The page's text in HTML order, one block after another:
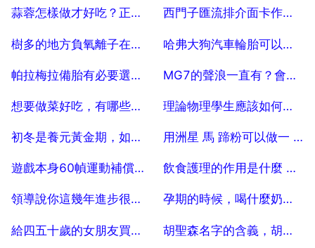
2025-07-04 2025-07-04
蒜蓉怎樣做才好吃？正宗蒜蓉的正確做法？
2025-07-04
西門子匯流排介面卡作用是，西門子介面卡驅動有哪幾種
2025-07-04
樹多的地方負氧離子在樹上還是樹下
2025-07-04
哈弗大狗汽車輪胎可以更改薄嗎
2025-07-04
帕拉梅拉備胎有必要選配嗎
2025-07-04
MG7的聲浪一直有？會不會太吵了？
2025-07-04
想要做菜好吃，有哪些基本功是必須會的？
2025-07-04
理論物理學生應該如何提高算功？
2025-07-04
初冬是養元黃金期，如何飲食最養生？
2025-07-04
用洲星 馬 蹄粉可以做一 些什麼糕點呢？
2025-07-04
遊戲本身60幀運動補償有用嗎
2025-07-04
飲食護理的作用是什麼 分享一下2023最新的謝謝
2025-07-04
領導說你這幾年進步很大，是啥意思？ 50
2025-07-04
孕期的時候，喝什麼奶才能補鈣呢？
2025-07-04
給四五十歲的女朋友買衣跟他多少錢好？ 胡聖森名字的含義，胡昌聖這名字的含義